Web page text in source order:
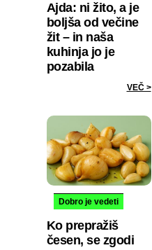
Ajda: ni žito, a je
boljša od večine
žit – in naša
kuhinja jo je
pozabila
VEČ >
Dobro je vedeti
Ko prepražiš
česen, se zgodi